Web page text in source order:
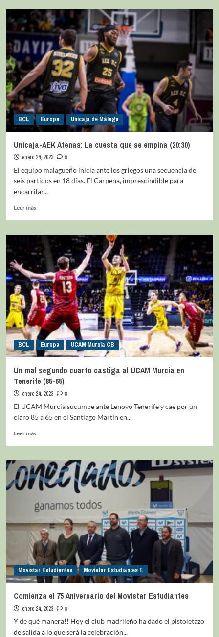
BCL Europa Unicaja de Málaga
Unicaja-AEK Atenas: La cuesta que se empina (20:30)
enero 24, 2023
0
El equipo malagueño inicia ante los griegos una secuencia de
seis partidos en 18 días. El Carpena, imprescindible para
encarrilar...
Leer más
BCL Europa UCAM Murcia CB
Un mal segundo cuarto castiga al UCAM Murcia en
Tenerife (85-65)
enero 24, 2023
0
El UCAM Murcia sucumbe ante Lenovo Tenerife y cae por un
claro 85 a 65 en el Santiago Martín en...
Leer más
Movistar Estudiantes Movistar Estudiantes F.
Comienza el 75 Aniversario del Movistar Estudiantes
enero 24, 2023
0
Y de qué manera!! Hoy el club madrileño ha dado el pistoletazo
de salida a lo que será la celebración...